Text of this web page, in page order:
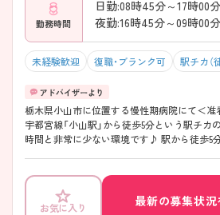
勤務時間
日勤:08時45分～17時00分
夜勤:16時45分～09時00分
未経験歓迎 復職・ブランク可 駅チカ（
栃木県小山市に位置する慢性期病院にて＜准
宇都宮線「小山駅」から徒歩5分という駅チカ
時間と非常に少ない環境です♪ 駅から徒歩5
た通勤方法を選べます。 ご興味がございま
くださいませ!
お気に入り
最新の募集状